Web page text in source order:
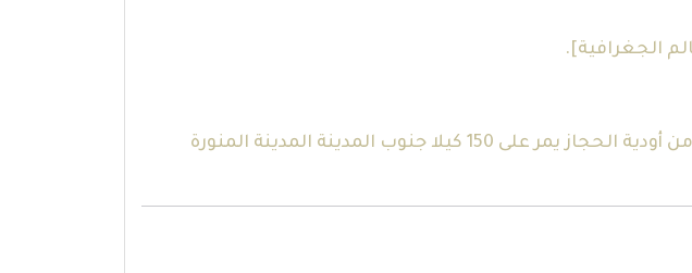
(3) ولذا يسمى بعضهم هذه العزوة الأبواء ويسميها بعضهم غزوة ودان وهو من أودية الحجاز يمر على 150 كيلا جنوب المدينة المدينة المنورة